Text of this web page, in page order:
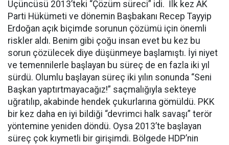
Üçüncüsü 2013’teki “Çözüm süreci” idi. İlk kez AK
Parti Hükümeti ve dönemin Başbakanı Recep Tayyip
Erdoğan açık biçimde sorunun çözümü için önemli
riskler aldı. Benim gibi çoğu insan evet bu kez bu
sorun çözülecek diye düşünmeye başlamıştı. İyi niyet
ve temennilerle başlayan bu süreç de en fazla iki yıl
sürdü. Olumlu başlayan süreç iki yılın sonunda “Seni
Başkan yaptırtmayacağız!” saçmalığıyla sekteye
uğratılıp, akabinde hendek çukurlarına gömüldü. PKK
bir kez daha en iyi bildiği “devrimci halk savaşı” terör
yöntemine yeniden döndü. Oysa 2013’te başlayan
süreç çok kıymetli bir girişimdi. Bölgede HDP’nin